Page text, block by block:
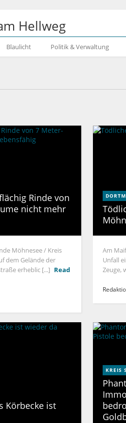
Blaulicht Politik & Verwaltung
Rinde von
nicht mehr
Möhnesee / Kreis
dem Gelände der
erheblic [...] Read
Am
Unfall
Zeuge,
Körbecke ist
KREIS